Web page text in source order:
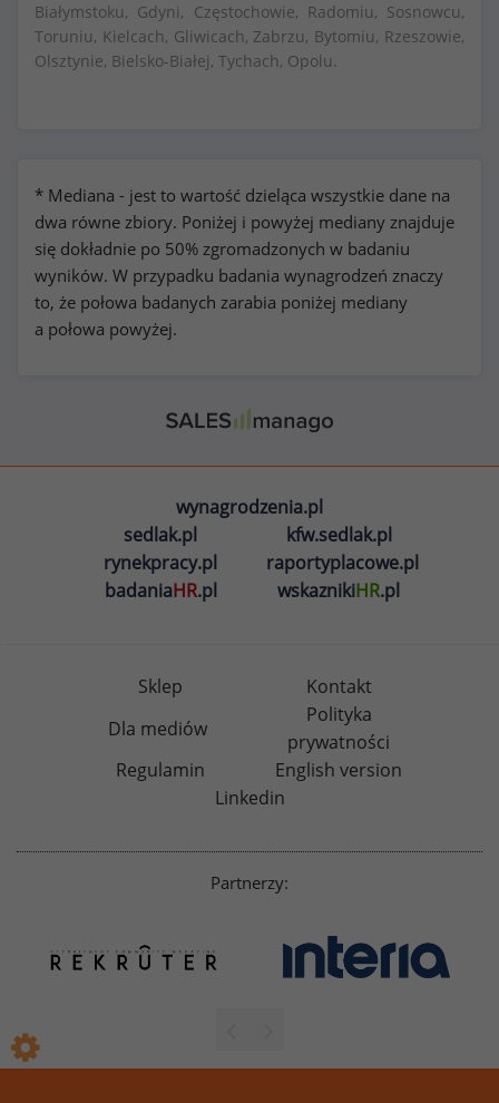
Białymstoku, Gdyni, Częstochowie, Radomiu, Sosnowcu,
Toruniu, Kielcach, Gliwicach, Zabrzu, Bytomiu, Rzeszowie,
Olsztynie, Bielsko-Białej, Tychach, Opolu.
* Mediana - jest to wartość dzieląca wszystkie dane na
dwa równe zbiory. Poniżej i powyżej mediany znajduje
się dokładnie po 50% zgromadzonych w badaniu
wyników. W przypadku badania wynagrodzeń znaczy
to, że połowa badanych zarabia poniżej mediany
a połowa powyżej.
wynagrodzenia.pl
sedlak.pl
kfw.sedlak.pl
rynekpracy.pl
raportyplacowe.pl
badaniaHR.pl wskaznikiHR.pl
Sklep
Kontakt
Dla mediów
Polityka
prywatności
Regulamin
English version
Linkedin
Partnerzy: